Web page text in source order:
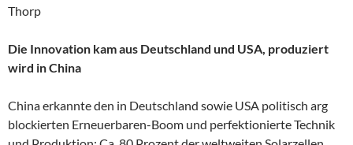
Thorp
Die Innovation kam aus Deutschland und USA, produziert
wird in China
China erkannte den in Deutschland sowie USA politisch arg
blockierten Erneuerbaren-Boom und perfektionierte Technik